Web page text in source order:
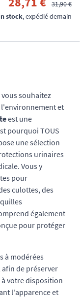
31,90 €
stock, expédié demain
souhaitez
et
est une
pourquoi TOUS
une sélection
urinaires
Vous y
pour
culottes, des
également
pour protéger
à modérées
de préserver
à votre disposition
l'apparence et